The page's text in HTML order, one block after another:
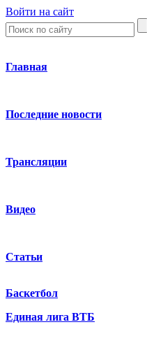
Войти на сайт
Главная
Последние новости
Трансляции
Видео
Статьи
Баскетбол
Единая лига ВТБ